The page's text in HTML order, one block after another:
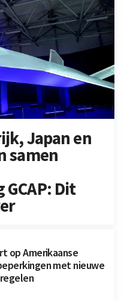
Japan en
samen
Dit
op Amerikaanse
met nieuwe